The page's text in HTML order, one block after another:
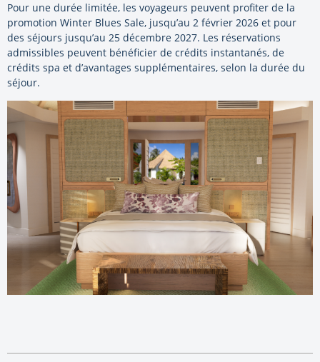
Pour une durée limitée, les voyageurs peuvent profiter de la
promotion Winter Blues Sale, jusqu’au 2 février 2026 et pour
des séjours jusqu’au 25 décembre 2027. Les réservations
admissibles peuvent bénéficier de crédits instantanés, de
crédits spa et d’avantages supplémentaires, selon la durée du
séjour.